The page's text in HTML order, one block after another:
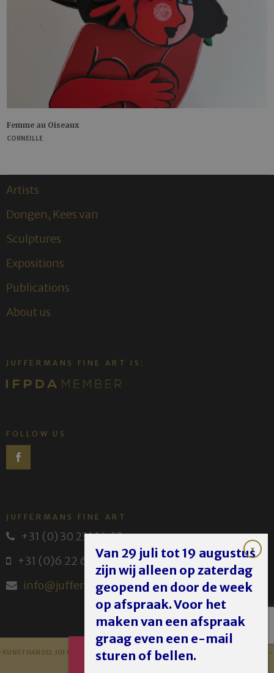
AFSPRAAK
MAKEN
Femme au Oiseaux
CORNEILLE
Artists
Dongen, Kees van
Sculptures
Expositions
Publications
About us
JUFFERMANS FINE ART IS:
FOLLOW US
JUFFERMANS FINE ART
+31 (0) 30 231 14 63
+31 (0)6 22 614 582
info@juffermans.nl
JUFFERMANS - JUFFERMANS FINE ART 2023 -
Van 29 juli tot 19 augustus
zijn wij alleen op zaterdag
geopend en door de week
op afspraak. Voor het
maken van een afspraak
graag even een e-mail
sturen of bellen.